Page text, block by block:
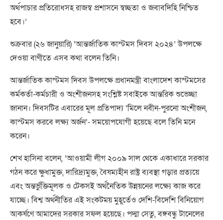
অর্থপাচার প্রতিরোধসহ রাজস্ব প্রশাসনে স্বচ্ছতা ও জবাবদিহি নিশ্চিত
হবে।’
শুক্রবার (২৬ জানুয়ারি) ‘আন্তর্জাতিক কাস্টমস দিবস ২০২৪’ উপলক্ষে
দেওয়া বাণীতে এসব কথা বলেন তিনি।
আন্তর্জাতিক কাস্টমস দিবস উপলক্ষে প্রধানমন্ত্রী বাংলাদেশ কাস্টমসের
কর্মকর্তা-কর্মচারী ও অংশীজনসহ সংশ্লিষ্ট সবাইকে আন্তরিক শুভেচ্ছা
জানান। দিবসটির এবারের মূল প্রতিপাদ্য ‘মিলে নবীন-পুরনো অংশীজন,
কাস্টমস করবে লক্ষ্য অর্জন’- সময়োপযোগী হয়েছে বলে তিনি মনে
করেন।
শেখ হাসিনা বলেন, ‘আওয়ামী লীগ ২০০৯ সাল থেকে একাধারে সরকার
গঠন করে ক্ষুধামুক্ত, দারিদ্র্যমুক্ত, বৈষম্যহীন রাষ্ট্র ব্যবস্থা গড়ার প্রত্যয়ে
এবং অন্তর্ভুক্তিমূলক ও টেকসই অর্থনৈতিক উন্নয়নের লক্ষ্যে কাজ করে
যাচ্ছে। বিশ্ব অর্থনীতির এই সংকটময় মুহূর্তেও দেশি-বিদেশি বিনিয়োগ
আকর্ষণে আমাদের সরকার সফল হয়েছে। পদ্মা সেতু, বঙ্গবন্ধু টানেলের